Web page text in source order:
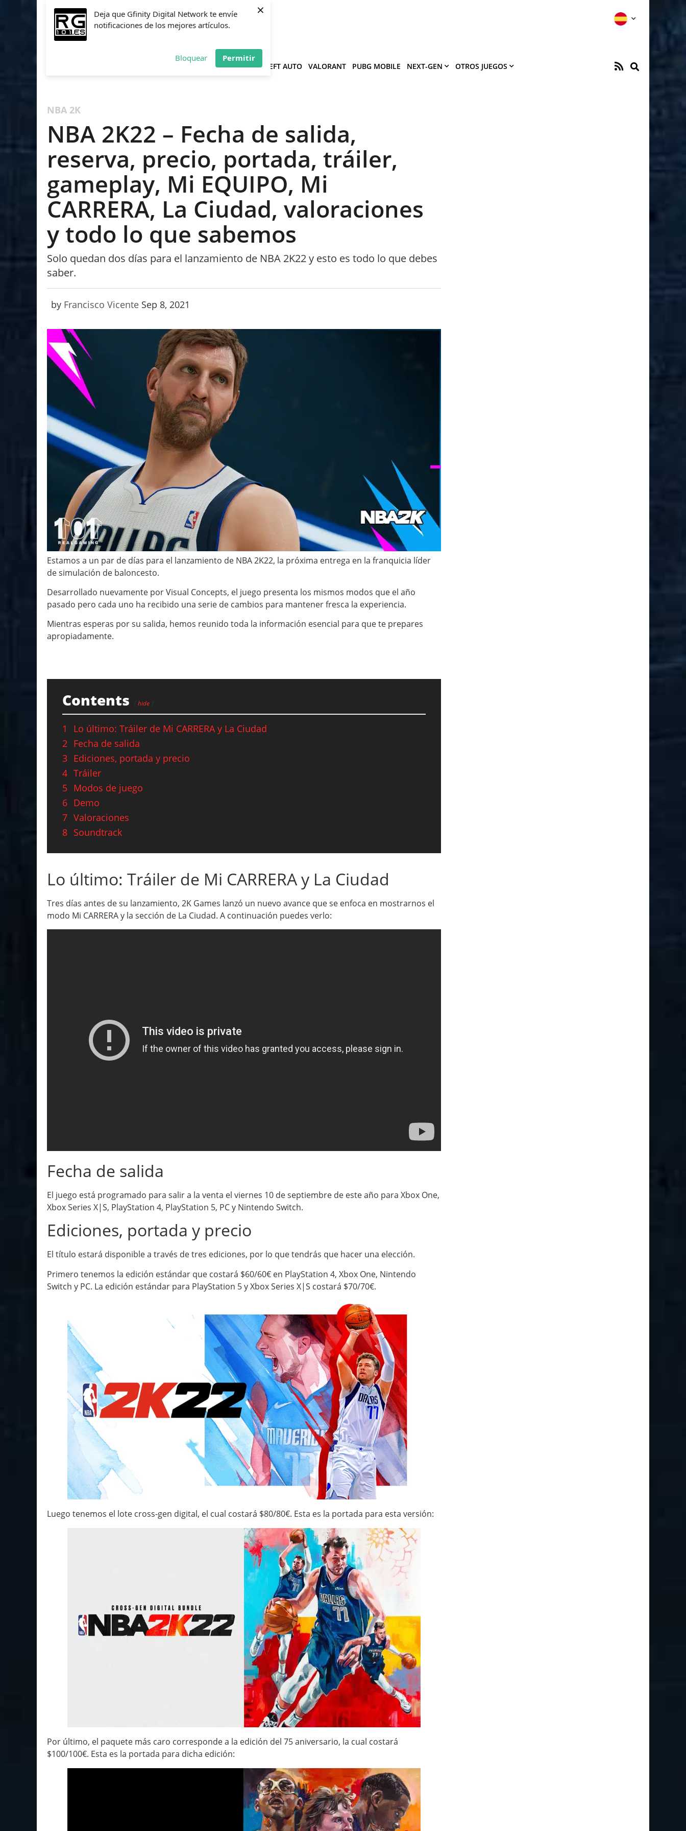
Deja que Gfinity Digital Network te envíe
notificaciones de los mejores artículos.
Bloquear Permitir
×
FORTNITE PES GRAND THEFT AUTO VALORANT PUBG MOBILE NEXT-GEN OTROS JUEGOS
NBA 2K
NBA 2K22 – Fecha de salida,
reserva, precio, portada, tráiler,
gameplay, Mi EQUIPO, Mi
CARRERA, La Ciudad, valoraciones
y todo lo que sabemos
Solo quedan dos días para el lanzamiento de NBA 2K22 y esto es todo lo que debes
saber.
by Francisco Vicente Sep 8, 2021
Estamos a un par de días para el lanzamiento de NBA 2K22, la próxima entrega en la franquicia líder
de simulación de baloncesto.
Desarrollado nuevamente por Visual Concepts, el juego presenta los mismos modos que el año
pasado pero cada uno ha recibido una serie de cambios para mantener fresca la experiencia.
Mientras esperas por su salida, hemos reunido toda la información esencial para que te prepares
apropiadamente.
Contents hide
1
Lo último: Tráiler de Mi CARRERA y La Ciudad
2 Fecha de salida
3 Ediciones, portada y precio
4 Tráiler
5 Modos de juego
6 Demo
7 Valoraciones
8 Soundtrack
Lo último: Tráiler de Mi CARRERA y La Ciudad
Tres días antes de su lanzamiento, 2K Games lanzó un nuevo avance que se enfoca en mostrarnos el
modo Mi CARRERA y la sección de La Ciudad. A continuación puedes verlo:
Fecha de salida
El juego está programado para salir a la venta el viernes 10 de septiembre de este año para Xbox One,
Xbox Series X|S, PlayStation 4, PlayStation 5, PC y Nintendo Switch.
Ediciones, portada y precio
El título estará disponible a través de tres ediciones, por lo que tendrás que hacer una elección.
Primero tenemos la edición estándar que costará $60/60€ en PlayStation 4, Xbox One, Nintendo
Switch y PC. La edición estándar para PlayStation 5 y Xbox Series X|S costará $70/70€.
Luego tenemos el lote cross-gen digital, el cual costará $80/80€. Esta es la portada para esta versión:
Por último, el paquete más caro corresponde a la edición del 75 aniversario, la cual costará
$100/100€. Esta es la portada para dicha edición: